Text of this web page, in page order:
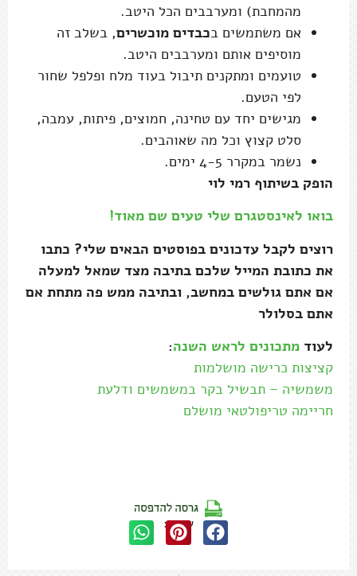
מהמחבת) ומערבבים הכל היטב.
אם משתמשים בכבדים מוכשרים, בשלב זה
מוסיפים אותם ומערבבים היטב.
טועמים ומתקנים תיבול בעוד מלח ופלפל שחור
לפי הטעם.
מגישים יחד עם טחינה, חמוצים, פיתות, עמבה,
סלט קצוץ וכל מה שאוהבים.
נשמר במקרר 4-5 ימים.
הופק בשיתוף רמי לוי
בואו לאינסטגרם שלי טעים שם מאוד!
רוצים לקבל עדכונים בפוסטים הבאים שלי? כתבו
את כתובת המייל שלכם בתיבה מצד שמאל למעלה
אם אתם גולשים במחשב, ובתיבה ממש פה מתחת אם
אתם בסלולר
לעוד מתכונים לראש השנה:
קציצות כרישה מושלמות
משמשיה – תבשיל בקר במשמשים ודלעת
חריימה טריפולטאי מושלם
שתפו: